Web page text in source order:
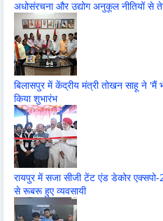
अधोसंरचना और उद्योग अनुकूल नीतियों से
बिलासपुर में केंद्रीय मंत्री तोखन साहू ने 'मैं
किया शुभारंभ
रायपुर में सजा सीजी टेंट एंड डेकोर
से रूबरू हुए व्यवसायी